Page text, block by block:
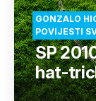
GONZALO
POVIJESTI
SP
hat-